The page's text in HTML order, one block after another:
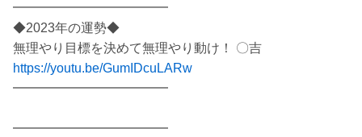
━━━━━━━━━━━━
◆2023年の運勢◆
無理やり目標を決めて無理やり動け！ 〇吉
https://youtu.be/GumIDcuLARw
━━━━━━━━━━━━
━━━━━━━━━━━━